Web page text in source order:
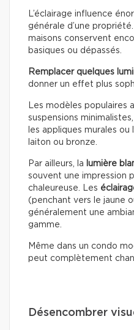
L’éclairage influence
générale d’une
maisons conservent
basiques ou dépassés.
Remplacer quelques
donner un effet plus
Les modèles populaires
suspensions
les appliques murales
laiton ou bronze.
Par ailleurs, la lumière
souvent une impression
chaleureuse. Les
(penchant vers le jaune
généralement une
gamme.
Même dans un condo
peut complètement
Désencombrer